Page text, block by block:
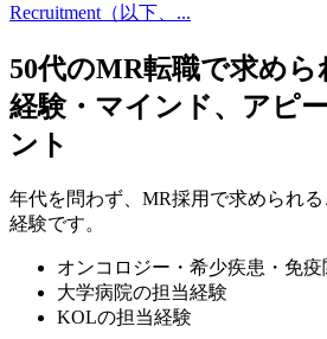
Recruitment（以下、...
50代のMR転職で求め
経験・マインド、アピ
ント
年代を問わず、MR採用で求められ
経験です。
オンコロジー・希少疾患・免
大学病院の担当経験
KOLの担当経験